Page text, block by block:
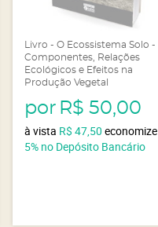
Livro - O Ecossistema Solo -
Componentes, Relações
Ecológicos e Efeitos na
Produção Vegetal
por R$ 50,00
à vista R$ 47,50 economize
5% no Depósito Bancário